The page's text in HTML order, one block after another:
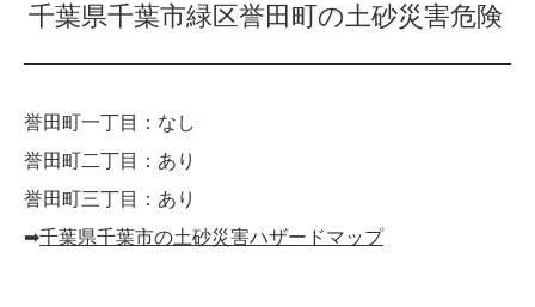
千葉県千葉市緑区誉田町の土砂災害危険
誉田町一丁目：なし
誉田町二丁目：あり
誉田町三丁目：あり
➡︎千葉県千葉市の土砂災害ハザードマップ